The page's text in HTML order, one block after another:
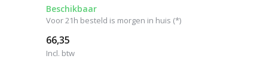
Beschikbaar
Voor 21h besteld is morgen in huis (*)
66,35
Incl. btw